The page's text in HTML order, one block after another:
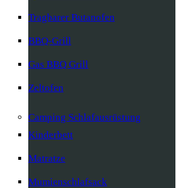
Tragbarer Butanofen
BBQ-Grill
Gas BBQ Grill
Zeltofen
Camping Schlafausrüstung
Kinderbett
Matratze
Mumienschlafsack